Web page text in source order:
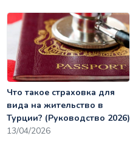
Что такое страховка для
вида на жительство в
Турции? (Руководство 2026)
13/04/2026